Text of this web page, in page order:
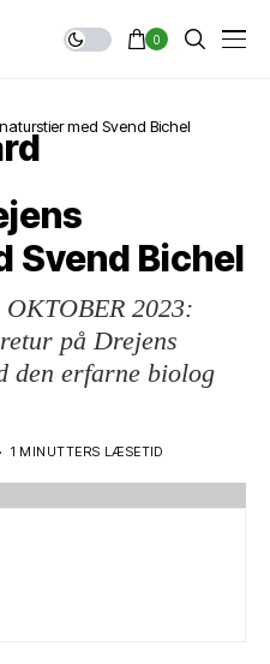
0
med Svend Bichel
Svend Bichel
2023:
på Drejens
den erfarne biolog
1 MINUTTERS LÆSETID
Svend Bichel. Foto: